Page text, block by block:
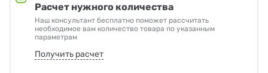
Расчет нужного количества
Наш консультант бесплатно поможет рассчитать
необходимое вам количество товара по указанным
параметрам
Получить расчет